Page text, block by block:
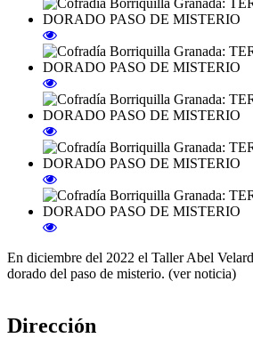
En diciembre del 2022 el Taller Abel
dorado del paso de misterio. (ver noticia)
Dirección